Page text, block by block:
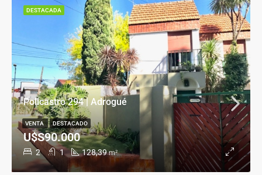
Policastro 294 | Adrogué
2 1 128,39 m²
U$S90.000
VENTA DESTACADO
DESTACADA